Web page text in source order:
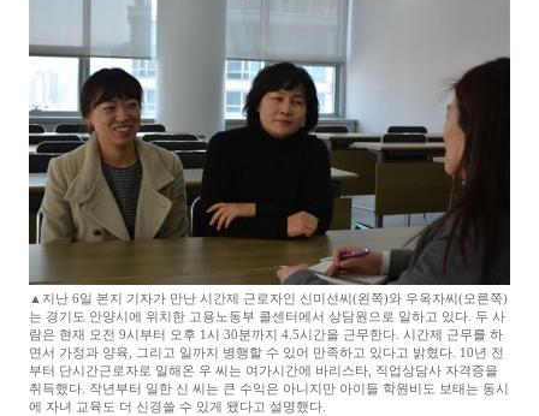
▲지난 6일 본지 기자가 만난 시간제 근로자인 신미선씨(왼쪽)와 우옥자씨(오른쪽)
는 경기도 안양시에 위치한 고용노동부 콜센터에서 상담원으로 일하고 있다. 두 사
람은 현재 오전 9시부터 오후 1시 30분까지 4.5시간을 근무한다. 시간제 근무를 하
면서 가정과 양육, 그리고 일까지 병행할 수 있어 만족하고 있다고 밝혔다. 10년 전
부터 단시간근로자로 일해온 우 씨는 여가시간에 바리스타, 직업상담사 자격증을
취득했다. 작년부터 일한 신 씨는 큰 수익은 아니지만 아이들 학원비도 보태는 동시
에 자녀 교육도 더 신경쓸 수 있게 됐다고 설명했다.